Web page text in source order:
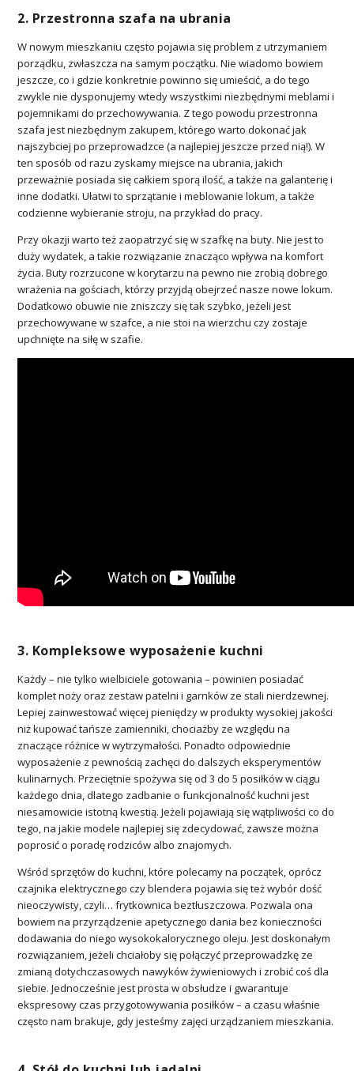
2. Przestronna szafa na ubrania
W nowym mieszkaniu często pojawia się problem z utrzymaniem
porządku, zwłaszcza na samym początku. Nie wiadomo bowiem
jeszcze, co i gdzie konkretnie powinno się umieścić, a do tego
zwykle nie dysponujemy wtedy wszystkimi niezbędnymi meblami i
pojemnikami do przechowywania. Z tego powodu przestronna
szafa jest niezbędnym zakupem, którego warto dokonać jak
najszybciej po przeprowadzce (a najlepiej jeszcze przed nią!). W
ten sposób od razu zyskamy miejsce na ubrania, jakich
przeważnie posiada się całkiem sporą ilość, a także na galanterię i
inne dodatki. Ułatwi to sprzątanie i meblowanie lokum, a także
codzienne wybieranie stroju, na przykład do pracy.
Przy okazji warto też zaopatrzyć się w szafkę na buty. Nie jest to
duży wydatek, a takie rozwiązanie znacząco wpływa na komfort
życia. Buty rozrzucone w korytarzu na pewno nie zrobią dobrego
wrażenia na gościach, którzy przyjdą obejrzeć nasze nowe lokum.
Dodatkowo obuwie nie zniszczy się tak szybko, jeżeli jest
przechowywane w szafce, a nie stoi na wierzchu czy zostaje
upchnięte na siłę w szafie.
3. Kompleksowe wyposażenie kuchni
Każdy – nie tylko wielbiciele gotowania – powinien posiadać
komplet noży oraz zestaw patelni i garnków ze stali nierdzewnej.
Lepiej zainwestować więcej pieniędzy w produkty wysokiej jakości
niż kupować tańsze zamienniki, chociażby ze względu na
znaczące różnice w wytrzymałości. Ponadto odpowiednie
wyposażenie z pewnością zachęci do dalszych eksperymentów
kulinarnych. Przeciętnie spożywa się od 3 do 5 posiłków w ciągu
każdego dnia, dlatego zadbanie o funkcjonalność kuchni jest
niesamowicie istotną kwestią. Jeżeli pojawiają się wątpliwości co do
tego, na jakie modele najlepiej się zdecydować, zawsze można
poprosić o poradę rodziców albo znajomych.
Wśród sprzętów do kuchni, które polecamy na początek, oprócz
czajnika elektrycznego czy blendera pojawia się też wybór dość
nieoczywisty, czyli… frytkownica beztłuszczowa. Pozwala ona
bowiem na przyrządzenie apetycznego dania bez konieczności
dodawania do niego wysokokalorycznego oleju. Jest doskonałym
rozwiązaniem, jeżeli chciałoby się połączyć przeprowadzkę ze
zmianą dotychczasowych nawyków żywieniowych i zrobić coś dla
siebie. Jednocześnie jest prosta w obsłudze i gwarantuje
ekspresowy czas przygotowywania posiłków – a czasu właśnie
często nam brakuje, gdy jesteśmy zajęci urządzaniem mieszkania.